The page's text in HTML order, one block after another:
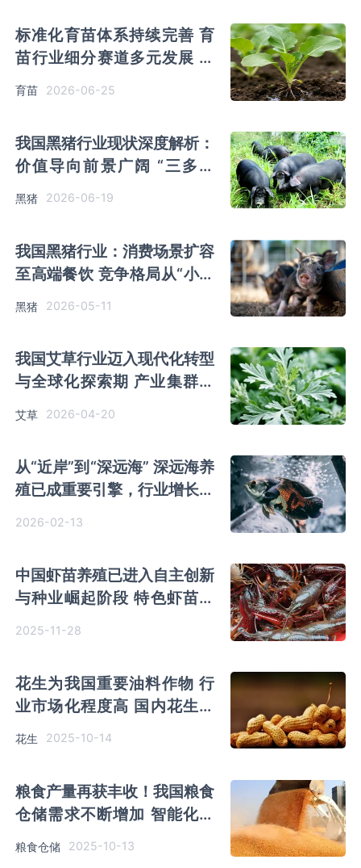
标准化育苗体系持续完善 育
苗‌‌‌行业细分赛道多元发展 特
色品类增速突出
育苗 2026-06-25
我国黑猪‌‌‌行业现状深度解析：
价值导向前景广阔 “三多三
少”困境仍存
黑猪 2026-06-19
我国黑猪行业：消费场景扩容
至高端餐饮 竞争格局从“小而
黑猪 2026-05-11
我国艾草行业迈入现代化转型
与全球化探索期 产业集群已
艾草 2026-04-20
从“近岸”到“深远海” 深远海养
殖已成重要引擎，行业增长空
2026-02-13
中国虾苗养殖已进入自主创新
与种业崛起阶段 特色虾苗需
2025-11-28
花生为我国重要油料作物 行
业市场化程度高 国内花生增
花生 2025-10-14
粮食产量再获丰收！我国粮食
仓储需求不断增加 智能化绿
粮食仓储 2025-10-13